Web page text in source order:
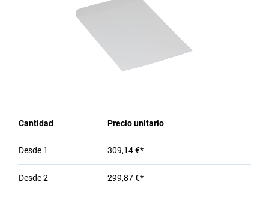
Cantidad Precio unitario
Desde 1 309,14 €*
Desde2 299,87 €*